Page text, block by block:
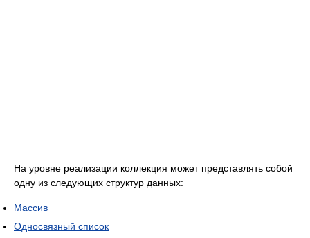
На уровне реализации коллекция может представлять собой
одну из следующих структур данных:
Массив
Односвязный список